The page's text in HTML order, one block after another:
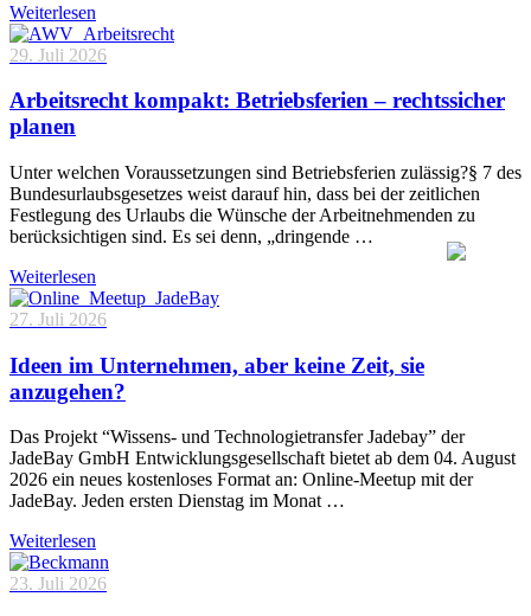
Weiterlesen
29. Juli 2026
Arbeitsrecht kompakt: Betriebsferien – rechtssicher
planen
Unter welchen Voraussetzungen sind Betriebsferien zulässig?§ 7 des
Bundesurlaubsgesetzes weist darauf hin, dass bei der zeitlichen
Festlegung des Urlaubs die Wünsche der Arbeitnehmenden zu
berücksichtigen sind. Es sei denn, „dringende …
Weiterlesen
27. Juli 2026
Ideen im Unternehmen, aber keine Zeit, sie
anzugehen?
Das Projekt “Wissens- und Technologietransfer Jadebay” der
JadeBay GmbH Entwicklungsgesellschaft bietet ab dem 04. August
2026 ein neues kostenloses Format an: Online-Meetup mit der
JadeBay. Jeden ersten Dienstag im Monat …
Weiterlesen
23. Juli 2026